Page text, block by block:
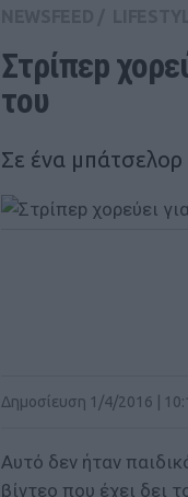
Στρίπεp
του
Σε ένα μπάτσελορ
Δημοσίευση 1/4/2016 |
Αυτό δεν ήταν
βίντεο που έχει δει